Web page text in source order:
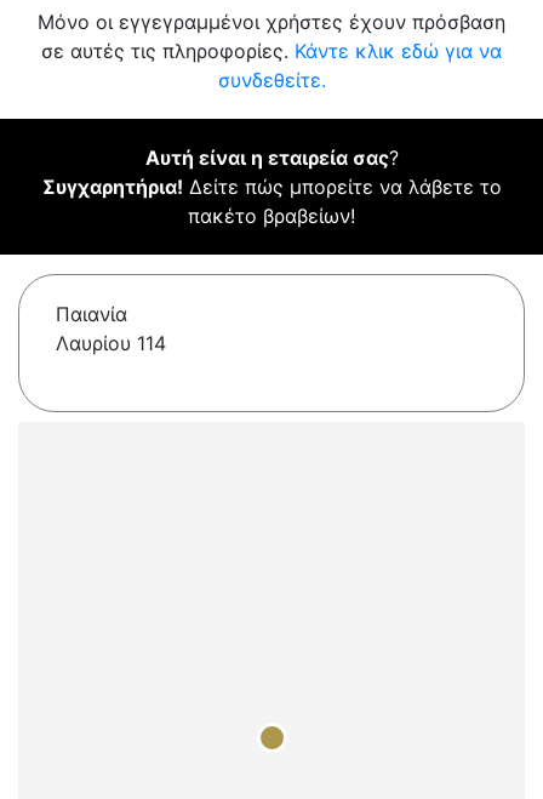
Μόνο οι εγγεγραμμένοι χρήστες έχουν πρόσβαση
σε αυτές τις πληροφορίες. Κάντε κλικ εδώ για να
συνδεθείτε.
Αυτή είναι η εταιρεία σας?
Συγχαρητήρια! Δείτε πώς μπορείτε να λάβετε το
πακέτο βραβείων!
Παιανία
Λαυρίου 114